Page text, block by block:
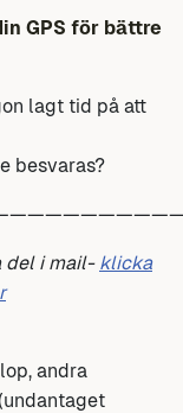
GPS för bättre
lagt tid på att
besvaras?
del i mail- klicka
andra